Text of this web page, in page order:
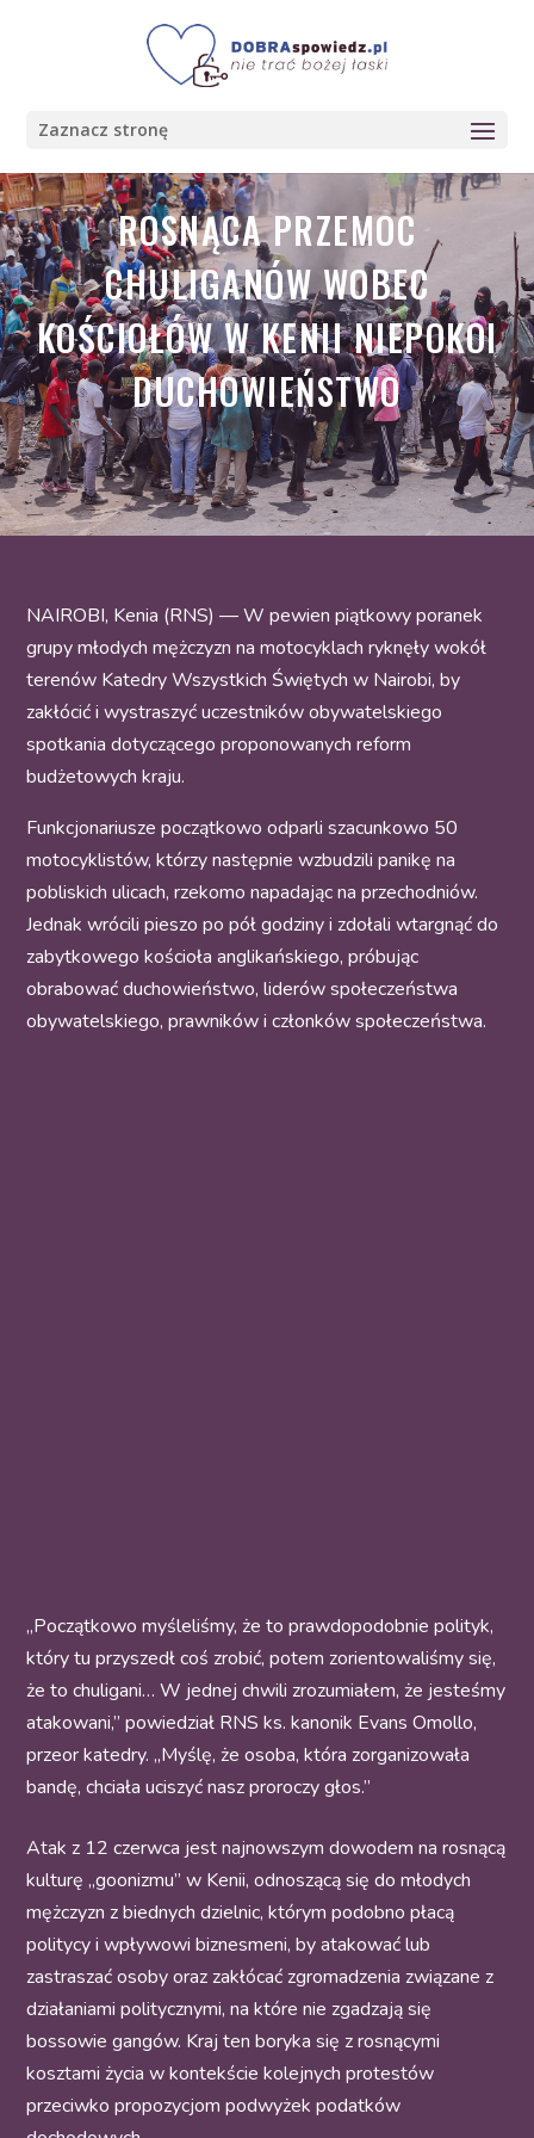
Zaznacz stronę
ROSNĄCA PRZEMOC
CHULIGANÓW WOBEC
KOŚCIOŁÓW W KENII NIEPOKOI
DUCHOWIEŃSTWO
NAIROBI, Kenia (RNS) — W pewien piątkowy poranek
grupy młodych mężczyzn na motocyklach ryknęły wokół
terenów Katedry Wszystkich Świętych w Nairobi, by
zakłócić i wystraszyć uczestników obywatelskiego
spotkania dotyczącego proponowanych reform
budżetowych kraju.
Funkcjonariusze początkowo odparli szacunkowo 50
motocyklistów, którzy następnie wzbudzili panikę na
pobliskich ulicach, rzekomo napadając na przechodniów.
Jednak wrócili pieszo po pół godziny i zdołali wtargnąć do
zabytkowego kościoła anglikańskiego, próbując
obrabować duchowieństwo, liderów społeczeństwa
obywatelskiego, prawników i członków społeczeństwa.
„Początkowo myśleliśmy, że to prawdopodobnie polityk,
który tu przyszedł coś zrobić, potem zorientowaliśmy się,
że to chuligani… W jednej chwili zrozumiałem, że jesteśmy
atakowani,” powiedział RNS ks. kanonik Evans Omollo,
przeor katedry. „Myślę, że osoba, która zorganizowała
bandę, chciała uciszyć nasz proroczy głos.”
Atak z 12 czerwca jest najnowszym dowodem na rosnącą
kulturę „goonizmu” w Kenii, odnoszącą się do młodych
mężczyzn z biednych dzielnic, którym podobno płacą
politycy i wpływowi biznesmeni, by atakować lub
zastraszać osoby oraz zakłócać zgromadzenia związane z
działaniami politycznymi, na które nie zgadzają się
bossowie gangów. Kraj ten boryka się z rosnącymi
kosztami życia w kontekście kolejnych protestów
przeciwko propozycjom podwyżek podatków